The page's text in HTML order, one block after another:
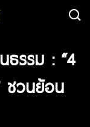
ธรรม : “4
ชวนย้อน